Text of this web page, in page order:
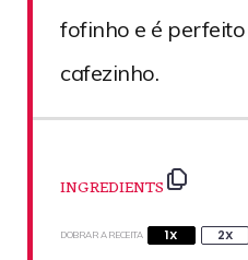
fofinho e é
cafezinho.
INGREDIENTS
DOBRAR A RECEITA 1X 2X